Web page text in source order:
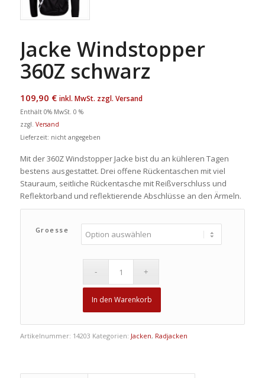
Jacke Windstopper
360Z schwarz
109,90 € inkl. MwSt. zzgl. Versand
Enthält 0% MwSt. 0 %
zzgl. Versand
Lieferzeit: nicht angegeben
Mit der 360Z Windstopper Jacke bist du an kühleren Tagen
bestens ausgestattet. Drei offene Rückentaschen mit viel
Stauraum, seitliche Rückentasche mit Reißverschluss und
Reflektorband und reflektierende Abschlüsse an den Ärmeln.
Groesse
In den Warenkorb
Artikelnummer: 14203 Kategorien: Jacken, Radjacken